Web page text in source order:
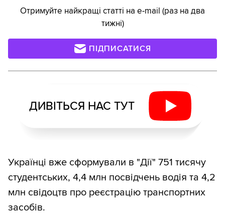
Отримуйте найкращі статті на e-mail (раз на два
тижні)
ПІДПИСАТИСЯ
ДИВІТЬСЯ НАС ТУТ
Українці вже сформували в "Дії" 751 тисячу
студентських, 4,4 млн посвідчень водія та 4,2
млн свідоцтв про реєстрацію транспортних
засобів.